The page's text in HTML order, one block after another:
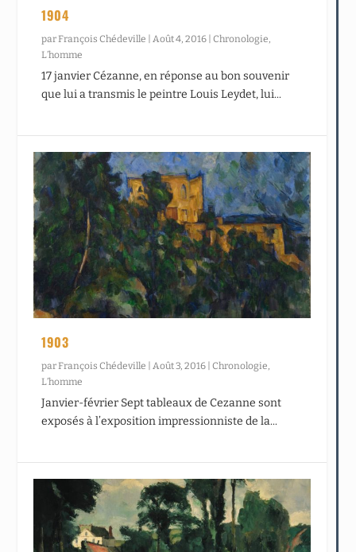
1904
par François Chédeville Août 4, 2016 |Chronologie
L’homme
17 janvier Cézanne, en réponse au bon souvenir
que lui a transmis le peintre Louis Leydet, lui...
1903
par François Chédeville Août 3, 2016 |Chronologie
L’homme
Janvier-février Sept tableaux de Cezanne sont
exposés à l’exposition impressionniste de la...